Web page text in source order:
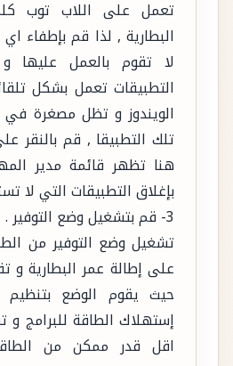
تعمل على اللاب توب
البطارية , لذا قم بإطفاء
لا تقوم بالعمل
التطبيقات تعمل بشكل
الويندوز و تظل مصغرة في
هنا تظهر قائمة مدير
بإغلاق التطبيقات التي لا
3- قم بتشغيل وضع التوفير .
تشغيل وضع التوفير من
على إطالة عمر البطارية و
حيث يقوم الوضع
إستهلاك الطاقة للبرامج و
اقل قدر ممكن من